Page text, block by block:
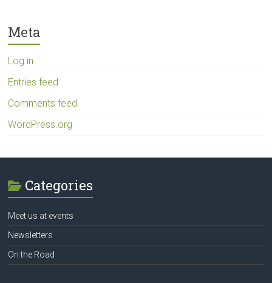
Meta
Log in
Entries feed
Comments feed
WordPress.org
Categories
Meet us at events
Newsletters
On the Road